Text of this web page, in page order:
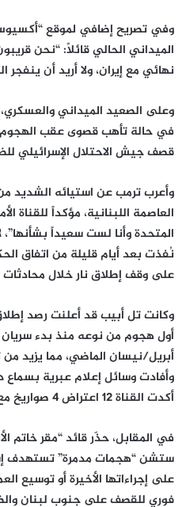
وفي تصريح إضافي لموقع
الميداني الحالي قائلاً: “نحن
نهائي مع إيران، ولا أريد أن
وعلى الصعيد الميداني
في حالة تأهب قصوى عقب الهجوم
قصف جيش الاحتلال الإسرائيلي
وأعرب ترمب عن استيائه الشديد من
العاصمة اللبنانية، مؤكداً للقناة
المتحدة وأنا لست سعيداً بشأنها”،
نُفذت بعد أيام قليلة من اتفاق
على وقف إطلاق نار خلال
وكانت تل أبيب قد أعلنت رصد
أول هجوم من نوعه منذ بدء
أبريل/نيسان الماضي، مما يزيد
وأفادت وسائل إعلام عبرية بسماع
أكدت القناة 12 اعتراض 4 صواريخ مع رصد دفعات أخرى.
في المقابل، حذّر قائد “مقر خاتم
ستشن “هجمات مدمرة” تستهدف
على إجراءاتها الأخيرة أو توسيع
فوري للقصف على جنوب لبنان